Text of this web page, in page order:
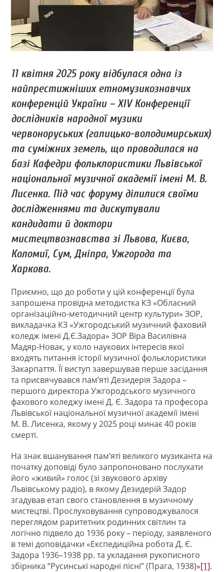
11 квітня 2025 року відбулася одна із
найпрестижніших етномузикознавчих
конференцій України – ХІV Конференції
дослідників народної музики
червоноруських (галицько-володимирських)
та суміжних земель, що проводилася на
базі Кафедри фольклористики Львівської
національної музичної академії імені М. В.
Лисенка. Під час форуму ділилися своїми
дослідженнями та дискутували
кандидати й доктори
мистецтвознавства зі Львова, Києва,
Коломиї, Сум, Дніпра, Ужгорода та
Харкова.
Приємно, що до роботи у цій конференції була
запрошена провідна методистка КЗ «Обласний
організаційно-методичний центр культури» ЗОР,
викладачка КЗ «Ужгородський музичний фаховий
коледж імені Д.Є.Задора» ЗОР Віра Василівна
Мадяр-Новак, у коло наукових інтересів якої
входять питання історії музичної фольклористики
Закарпаття. Її виступ завершував перше засідання
та присвячувався пам’яті Дезидерія Задора –
першого директора Ужгородського музичного
фахового коледжу імені Д. Є. Задора та професора
Львівської національної музичної академії імені
М. В. Лисенка, якому у 2025 році минає 40 років
смерті.
На знак вшанування пам’яті великого музиканта на
початку доповіді було запропоновано послухати
його «живий» голос (зі звукового архіву
Львівському радіо), в якому Дезидерій Задор
згадував етап свого становлення в музичному
мистецтві. Прослуховування супроводжувалося
переглядом раритетних родинних світлин та
логічно підвело до 1936 року – періоду, заявленого
в темі доповідачки «Експедиційна робота Д. Є.
Задора 1936–1938 рр. та укладання рукописного
збірника “Русинські народні пісні” (Прага, 1938)»[1].